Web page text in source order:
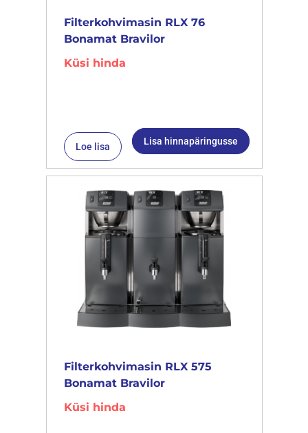
Filterkohvimasin RLX 76
Bonamat Bravilor
Küsi hinda
Loe lisa Lisa hinnapäringusse
Filterkohvimasin RLX 575
Bonamat Bravilor
Küsi hinda